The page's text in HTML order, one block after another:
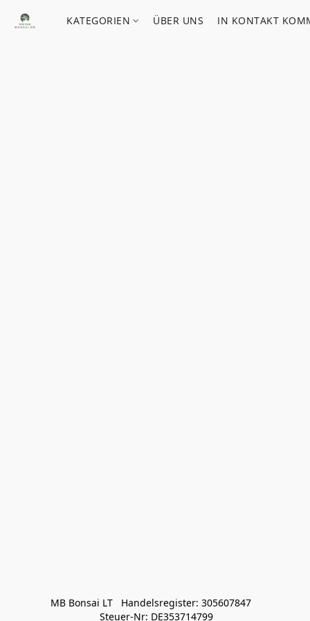
KATEGORIEN ÜBER UNS IN KONTAKT
MB Bonsai LT   Handelsregister: 305607847
Steuer-Nr: DE353714799